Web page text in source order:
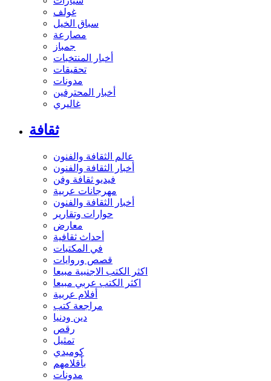
غولف
سباق الخيل
مصارعة
جمباز
أخبار المنتخبات
تحقيقات
مدونات
أخبار المحترفين
غاليري
ثقافة
عالم الثقافة والفنون
أخبار الثقافة والفنون
فيديو ثقافة وفن
مهرجانات عربية
أخبار الثقافة والفنون
حوارات وتقارير
معارض
أحداث ثقافية
في المكتبات
قصص وروايات
اكثر الكتب الاجنبية مبيعا
اكثر الكتب عربي مبيعا
أفلام عربية
مراجعة كتب
دين ودنيا
رقص
تمثيل
كوميدي
بأقلامهم
مدونات